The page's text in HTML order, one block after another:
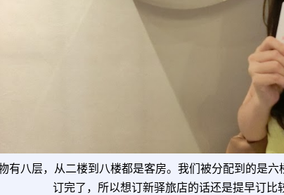
有八层，从二楼到八楼都是客房。我们被分配到的是
订完了，所以想订新驿旅店的话还是提早订比